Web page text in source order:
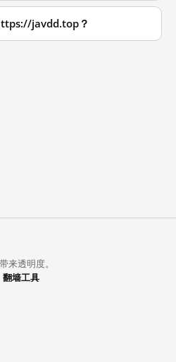
javdd.top？
来透明度。
翻墙工具